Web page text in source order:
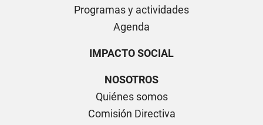
Programas y actividades
Agenda
IMPACTO SOCIAL
NOSOTROS
Quiénes somos
Comisión Directiva